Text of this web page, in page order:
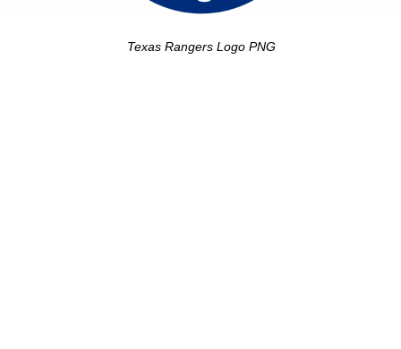
Texas Rangers Logo PNG